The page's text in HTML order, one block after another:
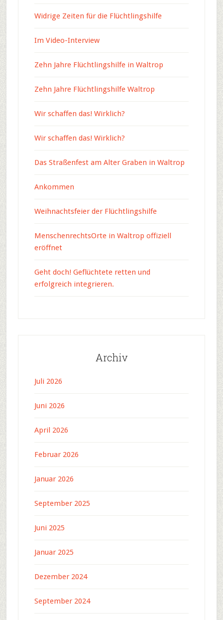
Widrige Zeiten für die Flüchtlingshilfe
Im Video-Interview
Zehn Jahre Flüchtlingshilfe in Waltrop
Zehn Jahre Flüchtlingshilfe Waltrop
Wir schaffen das! Wirklich?
Wir schaffen das! Wirklich?
Das Straßenfest am Alter Graben in Waltrop
Ankommen
Weihnachtsfeier der Flüchtlingshilfe
MenschenrechtsOrte in Waltrop offiziell
eröffnet
Geht doch! Geflüchtete retten und
erfolgreich integrieren.
Archiv
Juli 2026
Juni 2026
April 2026
Februar 2026
Januar 2026
September 2025
Juni 2025
Januar 2025
Dezember 2024
September 2024